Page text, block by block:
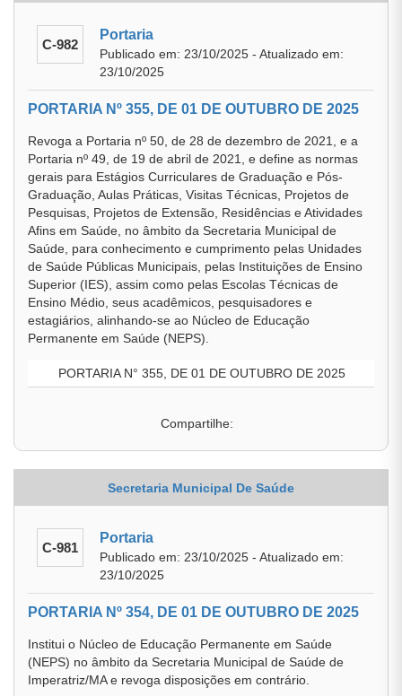
C-982
Portaria
Publicado em: 23/10/2025 - Atualizado em:
23/10/2025
PORTARIA Nº 355, DE 01 DE OUTUBRO DE 2025
Revoga a Portaria nº 50, de 28 de dezembro de 2021, e a
Portaria nº 49, de 19 de abril de 2021, e define as normas
gerais para Estágios Curriculares de Graduação e Pós-
Graduação, Aulas Práticas, Visitas Técnicas, Projetos de
Pesquisas, Projetos de Extensão, Residências e Atividades
Afins em Saúde, no âmbito da Secretaria Municipal de
Saúde, para conhecimento e cumprimento pelas Unidades
de Saúde Públicas Municipais, pelas Instituições de Ensino
Superior (IES), assim como pelas Escolas Técnicas de
Ensino Médio, seus acadêmicos, pesquisadores e
estagiários, alinhando-se ao Núcleo de Educação
Permanente em Saúde (NEPS).
PORTARIA N° 355, DE 01 DE OUTUBRO DE 2025
Compartilhe:
Secretaria Municipal De Saúde
C-981
Portaria
Publicado em: 23/10/2025 - Atualizado em:
23/10/2025
PORTARIA Nº 354, DE 01 DE OUTUBRO DE 2025
Institui o Núcleo de Educação Permanente em Saúde
(NEPS) no âmbito da Secretaria Municipal de Saúde de
Imperatriz/MA e revoga disposições em contrário.